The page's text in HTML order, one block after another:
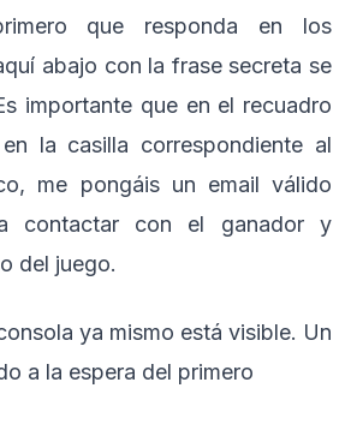
que responda en los
abajo con la frase secreta se
importante que en el recuadro
la casilla correspondiente al
me pongáis un email válido
contactar con el ganador y
del juego.
ya mismo está visible. Un
a la espera del primero